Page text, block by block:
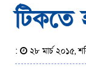
টিকতে
: ২৮ মার্চ ২০১৫,